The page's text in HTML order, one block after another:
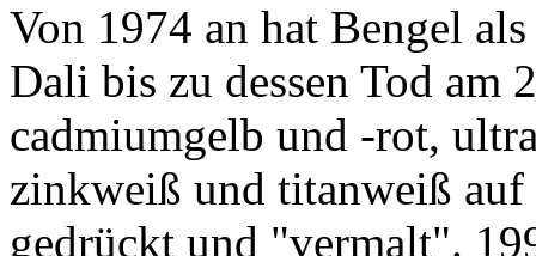
Von 1974 an hat Bengel
Dali bis zu dessen Tod am
cadmiumgelb und -rot,
zinkweiß und titanweiß
gedrückt und "vermalt".